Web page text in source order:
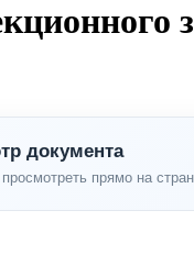
документа
прямо на